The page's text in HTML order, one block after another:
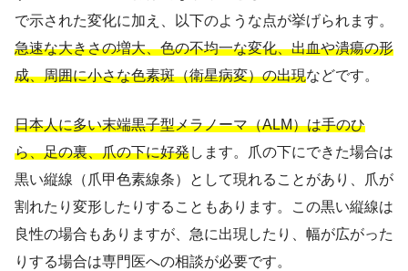
で示された変化に加え、以下のような点が挙げられます。
急速な大きさの増大、色の不均一な変化、出血や潰瘍の形
成、周囲に小さな色素斑（衛星病変）の出現などです。
日本人に多い末端黒子型メラノーマ（ALM）は手のひ
ら、足の裏、爪の下に好発します。爪の下にできた場合は
黒い縦線（爪甲色素線条）として現れることがあり、爪が
割れたり変形したりすることもあります。この黒い縦線は
良性の場合もありますが、急に出現したり、幅が広がった
りする場合は専門医への相談が必要です。